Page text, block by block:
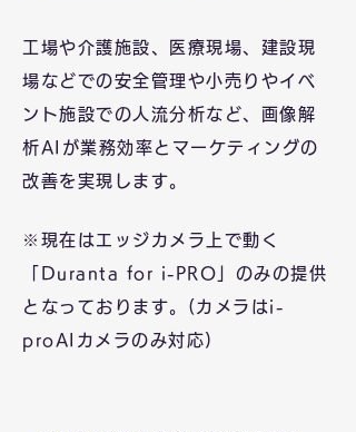
工場や介護施設、医 療現場、建設現
場 などでの安全管理や小売りやイベ
ント施設での人流分析など、 画像解
析AIが業務効率とマーケティングの
改善を実現します。
※現在はエッジカメラ上で動く
「Duranta for i-PRO」のみの提供
となっております。(カメラはi-
proAIカメラのみ対応)